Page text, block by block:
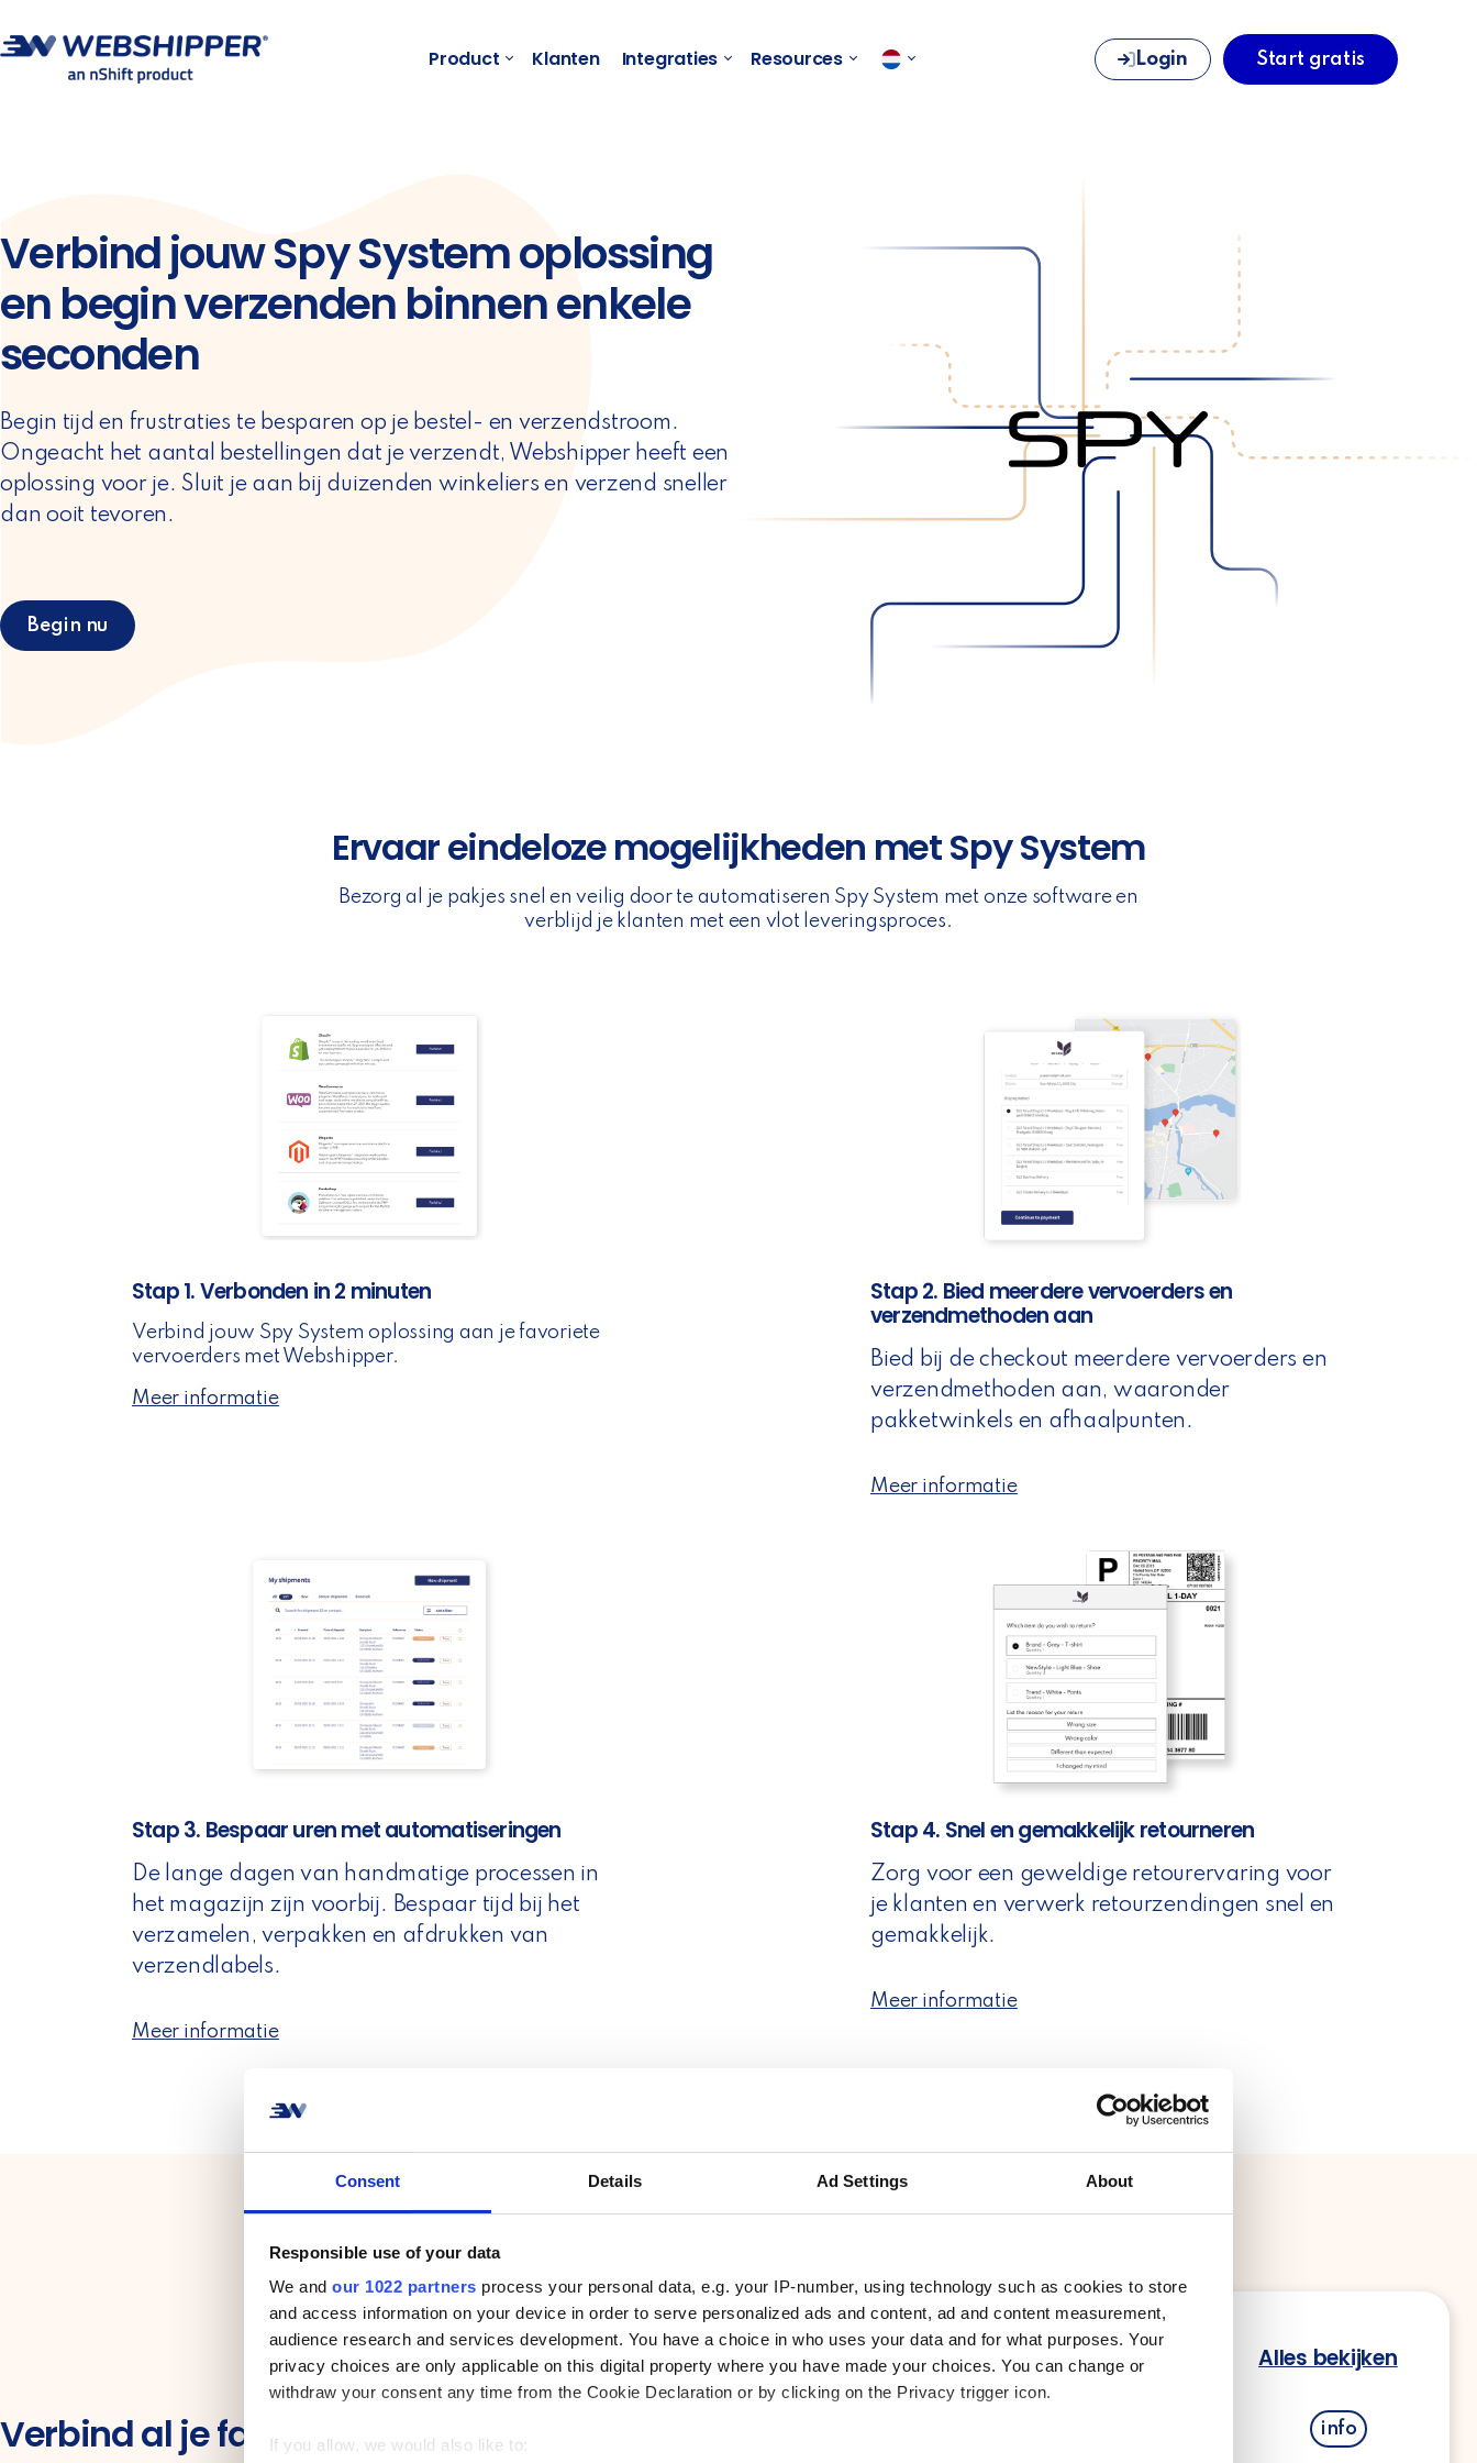
Consent Details Ad Settings About
Responsible use of your data
We and our 1022 partners process your personal data, e.g. your IP-number, using technology such as cookies to store
and access information on your device in order to serve personalized ads and content, ad and content measurement,
audience research and services development. You have a choice in who uses your data and for what purposes. Your
privacy choices are only applicable on this digital property where you have made your choices. You can change or
withdraw your consent any time from the Cookie Declaration or by clicking on the Privacy trigger icon.
If you allow, we would also like to:
Product Klanten Integraties Resources Login Start gratis
Verbind jouw Spy System oplossing
en begin verzenden binnen enkele
seconden
Begin tijd en frustraties te besparen op je bestel- en verzendstroom.
Ongeacht het aantal bestellingen dat je verzendt, Webshipper heeft een
oplossing voor je. Sluit je aan bij duizenden winkeliers en verzend sneller
dan ooit tevoren.
Begin nu
Ervaar eindeloze mogelijkheden met Spy System
Bezorg al je pakjes snel en veilig door te automatiseren Spy System met onze software en
verblijd je klanten met een vlot leveringsproces.
Stap 1. Verbonden in 2 minuten
Verbind jouw Spy System oplossing aan je favoriete
vervoerders met Webshipper.
Meer informatie
Stap 2. Bied meerdere vervoerders en
verzendmethoden aan
Bied bij de checkout meerdere vervoerders en
verzendmethoden aan, waaronder
pakketwinkels en afhaalpunten.
Meer informatie
Stap 3. Bespaar uren met automatiseringen
De lange dagen van handmatige processen in
het magazijn zijn voorbij. Bespaar tijd bij het
verzamelen, verpakken en afdrukken van
verzendlabels.
Meer informatie
Stap 4. Snel en gemakkelijk retourneren
Zorg voor een geweldige retourervaring voor
je klanten en verwerk retourzendingen snel en
gemakkelijk.
Meer informatie
Verbind al je favoriete vervoerders met Spy
Populaire vervoerders Alles bekijken
info